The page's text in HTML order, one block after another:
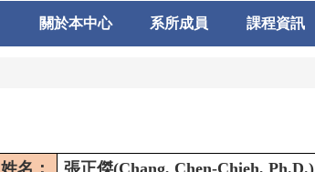
關於本中心 系所成員 課程資訊